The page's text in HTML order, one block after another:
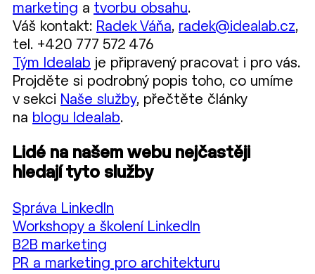
marketing a tvorbu obsahu.
Váš kontakt: Radek Váňa, radek@idealab.cz,
tel. +420 777 572 476
Tým Idealab je připravený pracovat i pro vás.
Projděte si podrobný popis toho, co umíme
v sekci Naše služby, přečtěte články
na blogu Idealab.
Lidé na našem webu nejčastěji
hledají tyto služby
Správa LinkedIn
Workshopy a školení LinkedIn
B2B marketing
PR a marketing pro architekturu